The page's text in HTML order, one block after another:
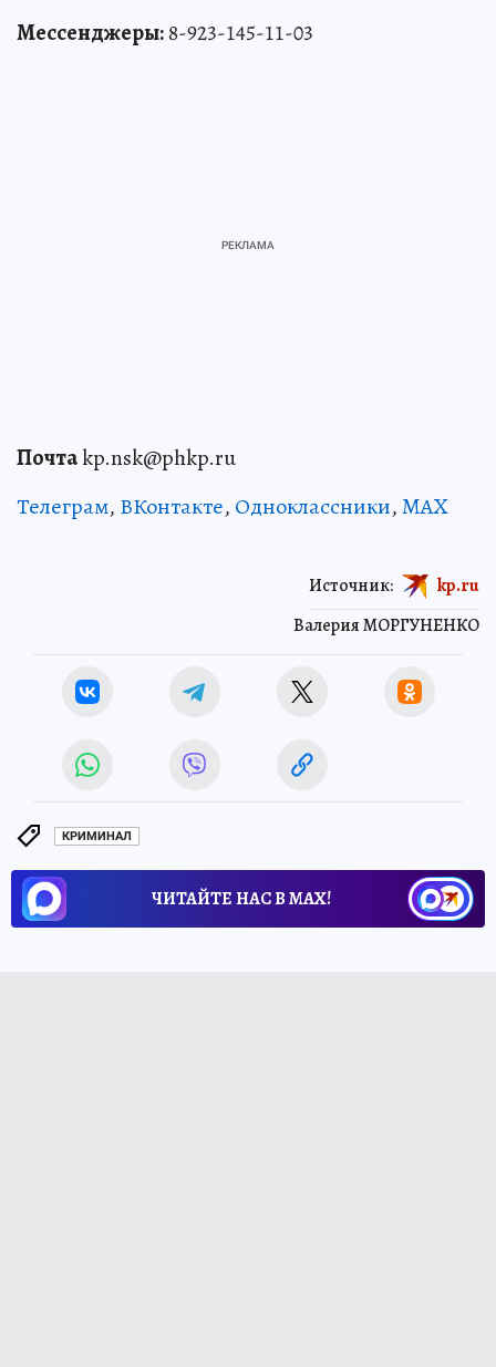
Мессенджеры:8-923-145-11-03
Почтаkp.nsk@phkp.ru
Телеграм, ВКонтакте, Одноклассники,MAX
Валерия МОРГУНЕНКО
Источник: kp.ru
КРИМИНАЛ
ЧИТАЙТЕ НАС В МАХ!